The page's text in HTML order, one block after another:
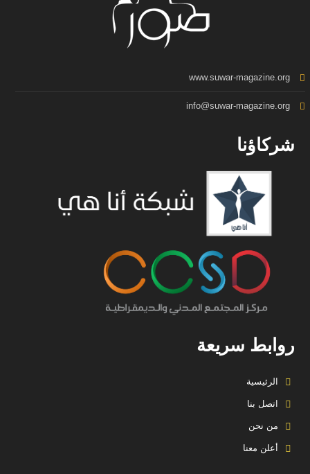
www.suwar-magazine.org
info@suwar-magazine.org
شركاؤنا
روابط سريعة
الرئيسية
اتصل بنا
من نحن
أعلن معنا